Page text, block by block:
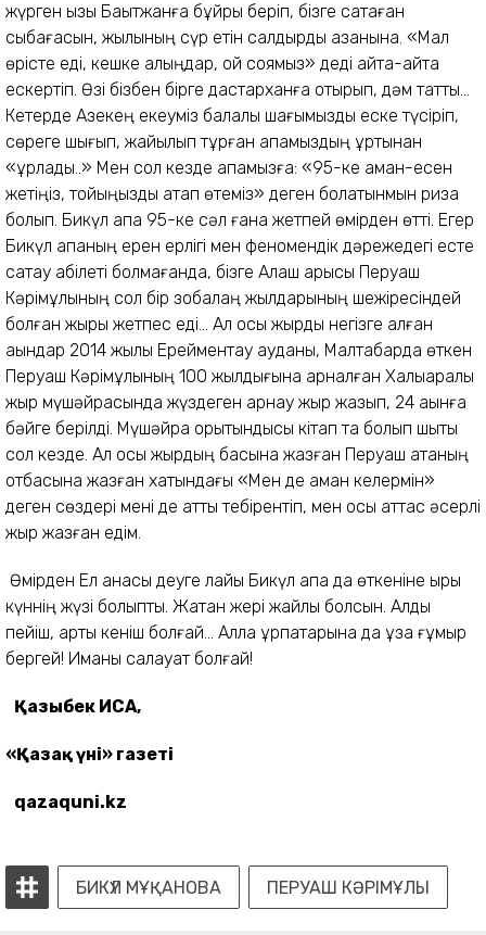
жүрген қызы Бақытжанға бұйрық беріп, бізге сақтаған
сыбағасын, жылқының сүр етін салдырды қазанына. «Мал
өрісте еді, кешке қалыңдар, қой соямыз» деді қайта-қайта
ескертіп. Өзі бізбен бірге дастарханға отырып, дәм татты...
Кетерде Азекең екеуміз балалық шағымызды еске түсіріп,
сөреге шығып, жайылып тұрған апамыздың құртынан
«ұрладық..» Мен сол кезде апамызға: «95-ке аман-есен
жетіңіз, тойыңызды атап өтеміз» деген болатынмын риза
болып. Бикүл апа 95-ке сәл ғана жетпей өмірден өтті. Егер
Бикүл апаның ерен ерлігі мен феномендік дәрежедегі есте
сақтау қабілеті болмағанда, бізге Алаш арысы Перуаш
Кәрімұлының сол бір зобалаң жылдарының шежіресіндей
болған жыры жетпес еді... Ал осы жырды негізге алған
ақындар 2014 жылы Ерейментау ауданы, Малтабарда өткен
Перуаш Кәрімұлының 100 жылдығына арналған Халықаралық
жыр мүшәйрасында жүздеген арнау жыр жазып, 24 ақынға
бәйге берілді. Мүшәйра қорытындысы кітап та болып шықты
сол кезде. Ал осы жырдың басына жазған Перуаш атаның
отбасына жазған хатындағы «Мен де аман келермін»
деген сөздері мені де қатты тебірентіп, мен осы аттас әсерлі
жыр жазған едім.
Өмірден Ел анасы деуге лайық Бикүл апа да өткеніне қырық
күннің жүзі болыпты. Жатқан жері жайлы болсын. Алды
пейіш, арты кеніш болғай... Алла ұрпақта­рына да ұзақ ғұмыр
бергей! Иманы салауат болғай!
Қазыбек ИСА,
«Қазақ үні» газеті
qazaquni.kz
БИКҮЛ МҰҚАНОВА ПЕРУАШ КӘРІМҰЛЫ